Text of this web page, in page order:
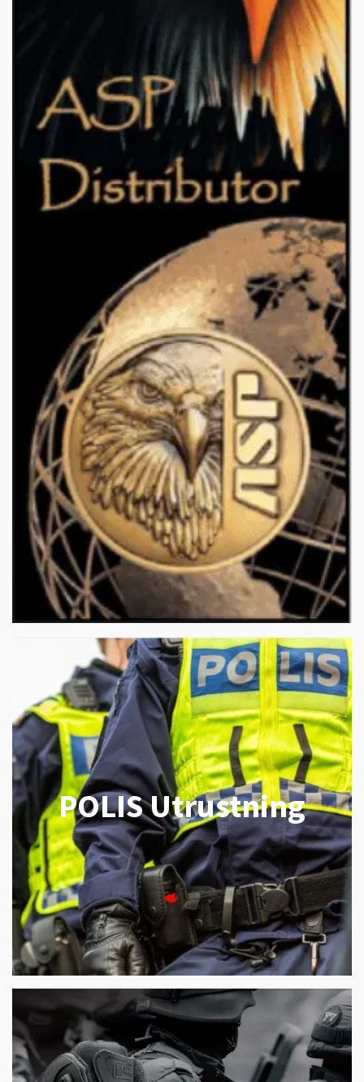
POLIS Utrustning